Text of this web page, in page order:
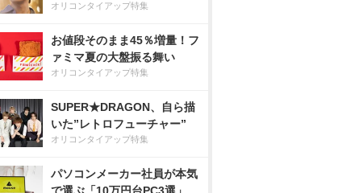
オリコンタイアップ特集
お値段そのまま45％増量！フ
ァミマ夏の大盤振る舞い
オリコンタイアップ特集
SUPER★DRAGON、自ら描
いた”レトロフューチャー”
オリコンタイアップ特集
パソコンメーカー社員が本気